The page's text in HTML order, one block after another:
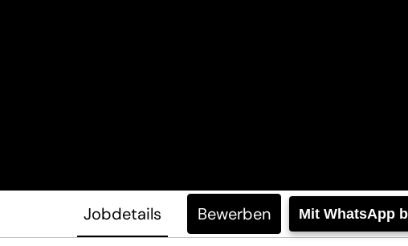
Jobdetails Bewerben Mit WhatsApp